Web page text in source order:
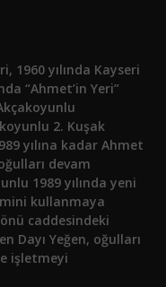
1960 yılında Kayseri
“Ahmet’in Yeri”
2. Kuşak
yılına kadar Ahmet
devam
1989 yılında yeni
kullanmaya
caddesindeki
Dayı Yeğen, oğulları
işletmeyi